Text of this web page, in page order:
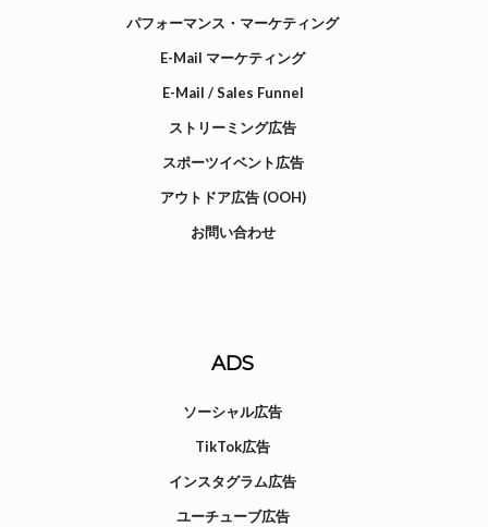
パフォーマンス・マーケティング
E-Mail マーケティング
E-Mail / Sales Funnel
ストリーミング広告
スポーツイベント広告
アウトドア広告 (OOH)
お問い合わせ
ADS
ソーシャル広告
TikTok広告
インスタグラム広告
ユーチューブ広告